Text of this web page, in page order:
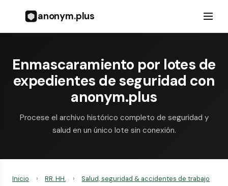
anonym.plus
Enmascaramiento por lotes de
expedientes de seguridad con
anonym.plus
Procese el archivo histórico completo de seguridad y
salud en un único lote sin conexión.
Inicio › RR. HH. ›
Salud, seguridad & accidentes de trabajo